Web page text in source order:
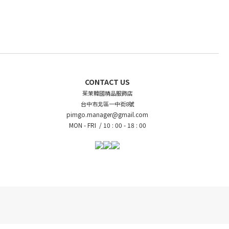
CONTACT US
茱茉韓國精品服飾店
台中市北區一中街8號
pimgo.manager@gmail.com
MON - FRI / 10 : 00 - 18 : 00